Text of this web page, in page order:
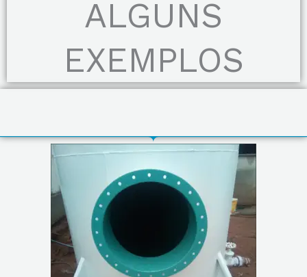
ALGUNS
EXEMPLOS